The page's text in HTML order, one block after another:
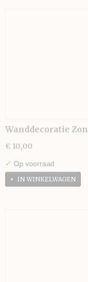
Wanddecoratie Zon
€ 10,00
✓ Op voorraad
IN WINKELWAGEN